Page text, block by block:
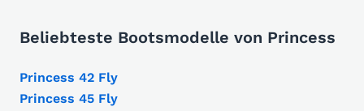
Beliebteste Bootsmodelle von Princess
Princess 42 Fly
Princess 45 Fly